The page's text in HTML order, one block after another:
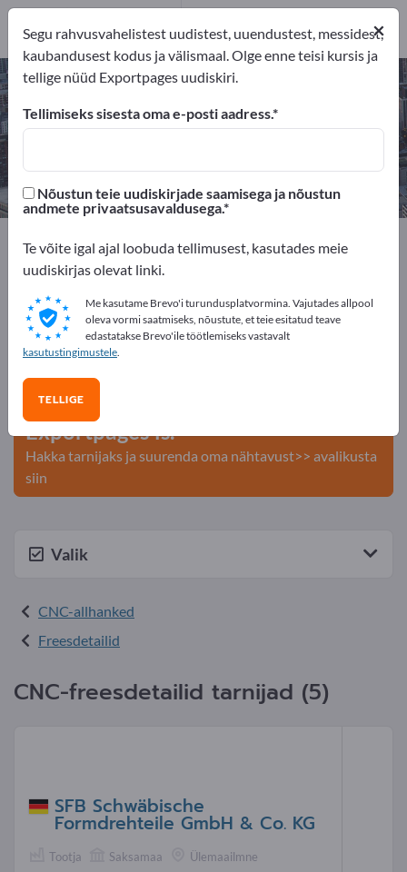
CNC-freesdetailid – leidke tootjaid
ja tarnijaid
5
Tootja
Exportpages Teenused
CNC-allhanked
CNC-freesdetailid
Reklaamige tasuta Exportpages'is!
Vajadused – Pakkumised – Kasutatud kaubad –
Ärikontaktid >> alustage siit
Avalikusta oma ettevõte ja tooted
Exportpages'is.
Hakka tarnijaks ja suurenda oma nähtavust>> avalikusta
siin
Valik
CNC-allhanked
Freesdetailid
CNC-freesdetailid tarnijad (5)
SFB Schwäbische
Formdrehteile GmbH & Co. KG
Tootja Saksamaa Ülemaailmne
×
Segu rahvusvahelistest uudistest, uuendustest, messidest,
kaubandusest kodus ja välismaal. Olge enne teisi kursis ja
tellige nüüd Exportpages uudiskiri.
Tellimiseks sisesta oma e-posti aadress.
Nõustun teie uudiskirjade saamisega ja nõustun
andmete privaatsusavaldusega.
Te võite igal ajal loobuda tellimusest, kasutades meie
uudiskirjas olevat linki.
Me kasutame Brevo'i turundusplatvormina. Vajutades allpool
oleva vormi saatmiseks, nõustute, et teie esitatud teave
edastatakse Brevo'ile töötlemiseks vastavalt
kasutustingimustele.
TELLIGE